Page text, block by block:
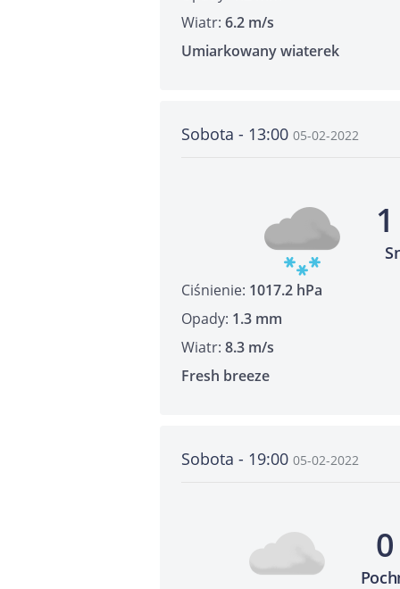
Wiatr: 6.2 m/s
Umiarkowany wiaterek
Sobota - 13:00 05-02-2022
Ciśnienie: 1017.2 hPa
Opady: 1.3 mm
Wiatr: 8.3 m/s
Fresh breeze
Sobota - 19:00 05-02-2022